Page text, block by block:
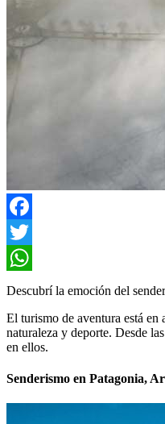
Facebook
Twitter
WhatsApp
Descubrí la emoción del
El turismo de aventura está en
naturaleza y deporte. Desde
en ellos.
Senderismo en Patagonia,